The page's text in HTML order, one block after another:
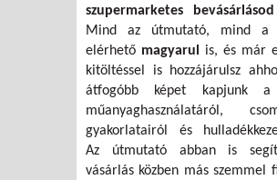
szupermarketes
Mind az útmutató, mind a
elérhető magyarul is, és már
kitöltéssel is hozzájárulsz
átfogóbb képet kapjunk a
műanyaghasználatáról,
gyakorlatairól és
Az útmutató abban is
vásárlás közben más szemmel